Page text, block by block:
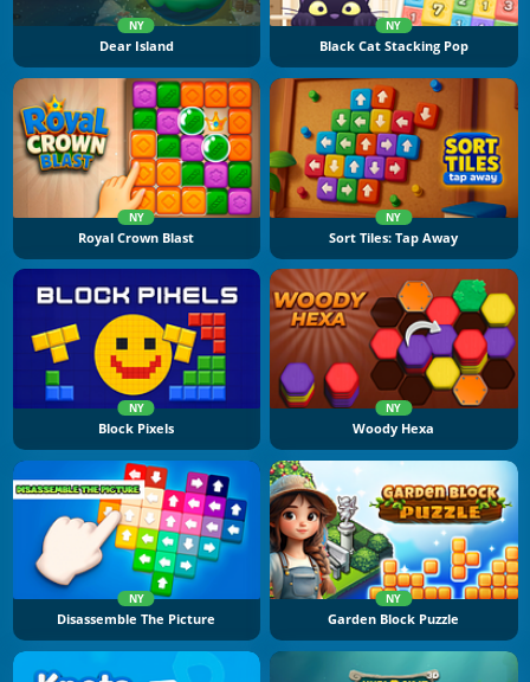
NY
Dear Island
NY
Black Cat Stacking Pop
NY
Royal Crown Blast
NY
Sort Tiles: Tap Away
NY
Block Pixels
NY
Woody Hexa
NY
Disassemble The Picture
NY
Garden Block Puzzle